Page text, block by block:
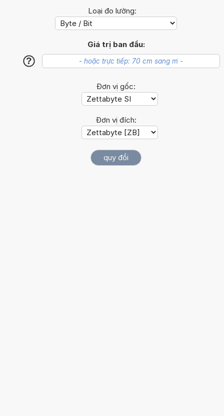
Loại đo lường:
Giá trị ban đầu:
?
Đơn vị gốc:
Đơn vị đích: